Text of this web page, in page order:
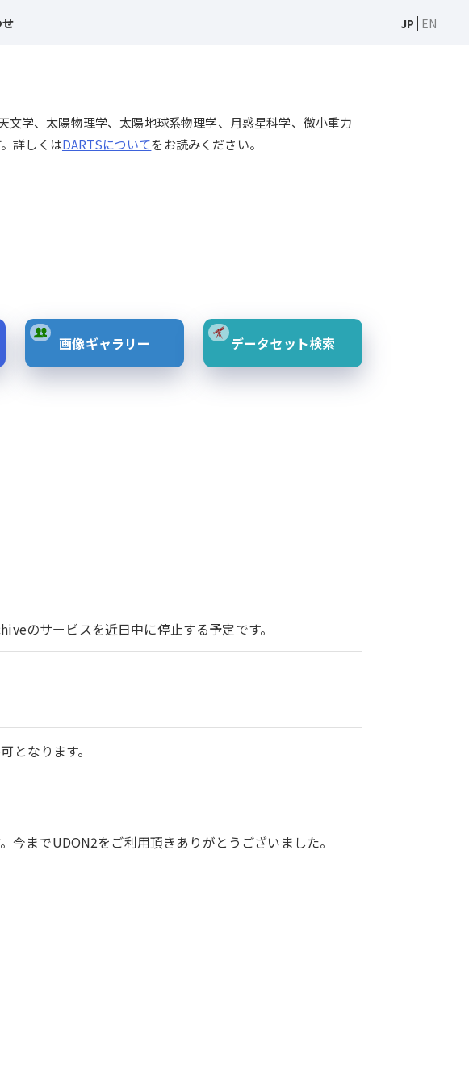
JP EN
学、太陽物理学、太陽地球系物理学、月惑星科学、微小重力
詳しくはDARTSについてをお読みください。
画像ギャラリー データセット検索
のサービスを近日中に停止する予定です。
となります。
までUDON2をご利用頂きありがとうございました。